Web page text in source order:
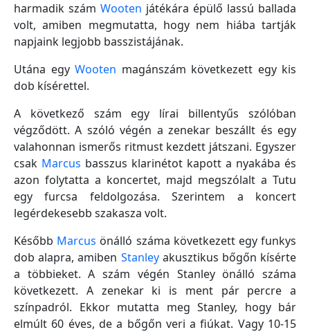
harmadik szám Wooten játékára épülő lassú ballada
volt, amiben megmutatta, hogy nem hiába tartják
napjaink legjobb basszistájának.
Utána egy Wooten magánszám következett egy kis
dob kísérettel.
A következő szám egy lírai billentyűs szólóban
végződött. A szóló végén a zenekar beszállt és egy
valahonnan ismerős ritmust kezdett játszani. Egyszer
csak Marcus basszus klarinétot kapott a nyakába és
azon folytatta a koncertet, majd megszólalt a Tutu
egy furcsa feldolgozása. Szerintem a koncert
legérdekesebb szakasza volt.
Később Marcus önálló száma következett egy funkys
dob alapra, amiben Stanleyakusztikus bőgőn kísérte
a többieket. A szám végén Stanley önálló száma
következett. A zenekar ki is ment pár percre a
színpadról. Ekkor mutatta meg Stanley, hogy bár
elmúlt 60 éves, de a bőgőn veri a fiúkat. Vagy 10-15